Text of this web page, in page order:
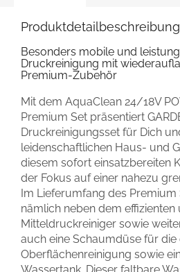
Produktdetailbeschreibung
Besonders mobile und
Druckreinigung mit
Premium-Zubehör
Mit dem AquaClean 24/18V
Premium Set präsentiert
Druckreinigungsset für Dich
leidenschaftlichen Haus- und
diesem sofort einsatzbereiten
der Fokus auf einer nahezu
Im Lieferumfang des
nämlich neben dem
Mitteldruckreiniger sowie
auch eine Schaumdüse für die
Oberflächenreinigung sowie